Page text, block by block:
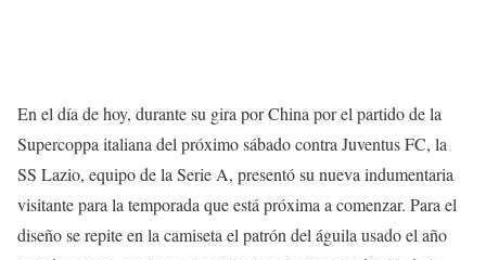
En el día de hoy, durante su gira por China por el partido de la
Supercoppa italiana del próximo sábado contra Juventus FC, la
SS Lazio, equipo de la Serie A, presentó su nueva indumentaria
visitante para la temporada que está próxima a comenzar. Para el
diseño se repite en la camiseta el patrón del águila usado el año